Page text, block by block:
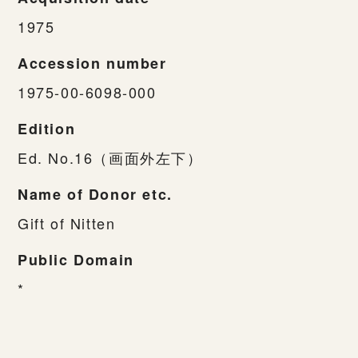
1975
Accession number
1975-00-6098-000
Edition
Ed. No.16（画面外左下）
Name of Donor etc.
Gift of Nitten
Public Domain
*